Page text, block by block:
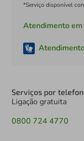
*Serviço disponível
Atendimento
Serviços por
Ligação gratuita
0800 724 4770